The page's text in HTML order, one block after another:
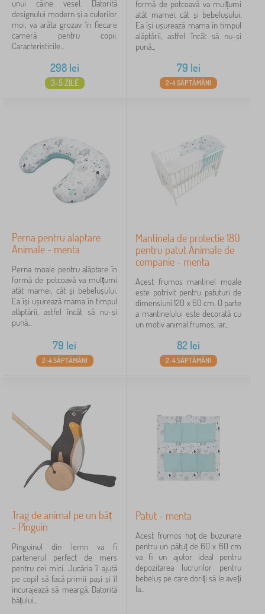
unui câine vesel. Datorită
designului modern și a culorilor
moi, va arăta grozav în fiecare
cameră pentru copii.
Caracteristicile...
298lei
3-5 ZILE
formă de potcoavă va mulțumi
atât mamei, cât și bebelușului.
Ea își ușurează mama în timpul
alăptării, astfel încât să nu-și
pună...
79 lei
2-4 SĂPTĂMÂNI
Perna pentru alaptare
Animale - menta
Perna moale pentru alăptare în
formă de potcoavă va mulțumi
atât mamei, cât și bebelușului.
Ea își ușurează mama în timpul
alăptării, astfel încât să nu-și
pună...
79 lei
2-4 SĂPTĂMÂNI
Mantinela de protectie 180
pentru patut Animale de
companie - menta
Acest frumos mantinel moale
este potrivit pentru patuturi de
dimensiuni 120 x 60 cm. O parte
a mantinelului este decorată cu
un motiv animal frumos, iar...
82 lei
2-4 SĂPTĂMÂNI
Trag de animal pe un băț
- Pinguin
Pinguinul din lemn va fi
partenerul perfect de mers
pentru cei mici. Jucăria îl ajută
pe copil să facă primii pași și îl
încurajează să meargă. Datorită
bățului...
Patut - menta
Acest frumos hoț de buzunare
pentru un pătuț de 60 x 60 cm
va fi un ajutor ideal pentru
depozitarea lucrurilor pentru
bebeluș pe care doriți să le aveți
la...